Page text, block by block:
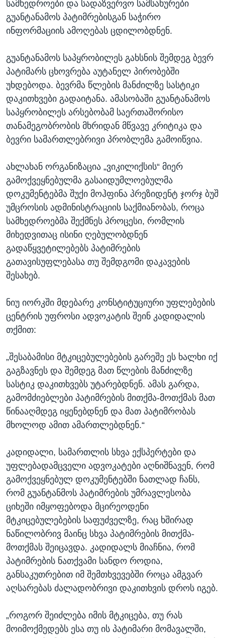
სამხედროები და სადაზვერვო სამსახურები
გუანტანამოს პატიმრებისგან საჭირო
ინფორმაციის ამოღებას ცდილობდნენ.
გუანტანამოს საპყრობილეს გახსნის შემდეგ ბევრ
პატიმარს ცხოვრება აუტანელ პირობებში
უხდებოდა. ბევრმა წლების მანძილზე სასტიკი
დაკითხვები გადაიტანა. ამასობაში გუანტანამოს
საპყრობილეს არსებობამ საერთაშორისო
თანამეგობრობის მხრიდან მწვავე კრიტიკა და
ბევრი სამართლებრივი პრობლემა გამოიწვია.
ახლახან ორგანიზაცია „ვიკილიქსის“ მიერ
გამოქვეყნებულმა გასაიდუმლოებულმა
დოკუმენტებმა შუქი მოჰფინა პრეზიდენტ ჯორჯ ბუშ
უმცროსის ადმინისტრაციის საქმიანობას, როცა
სამხედროებმა შექმნეს პროცესი, რომლის
მიხედვითაც ისინი ღებულობდნენ
გადაწყვეტილებებს პატიმრების
გათავისუფლებასა თუ შემდგომი დაკავების
შესახებ.
ნიუ იორკში მდებარე კონსტიტუციური უფლებების
ცენტრის უფროსი ადვოკატის შეინ კადიდალის
თქმით:
„შესაბამისი მტკიცებულებების გარეშე ეს ხალხი იქ
გაგზავნეს და შემდეგ მათ წლების მანძილზე
სასტიკ დაკითხვებს უტარებდნენ. ამას გარდა,
გამომძიებლები პატიმრების მითქმა-მოთქმას მათ
წინააღმდეგ იყენებდნენ და მათ პატიმრობას
მხოლოდ ამით ამართლებდნენ.“
კადიდალი, სამართლის სხვა ექსპერტები და
უფლებადამცველი ადვოკატები აღნიშნავენ, რომ
გამოქვეყნებულ დოკუმენტებში ნათლად ჩანს,
რომ გუანტანმოს პატიმრების უმრავლესობა
ციხეში იმყოფებოდა მცირეოდენი
მტკიცებულებების საფუძველზე, რაც ხშირად
ნაწილობრივ მაინც სხვა პატიმრების მითქმა-
მოთქმას შეიცავდა. კადიდალს მიაჩნია, რომ
პატიმრების ნათქვამი სანდო როდია,
განსაკუთრებით იმ შემთხვევებში როცა ამგვარ
აღსარებას ძალადობრივი დაკითხვის დროს იგებ.
„როგორ შეიძლება იმის მტკიცება, თუ რას
მოიმოქმედებს ესა თუ ის პატიმარი მომავალში,